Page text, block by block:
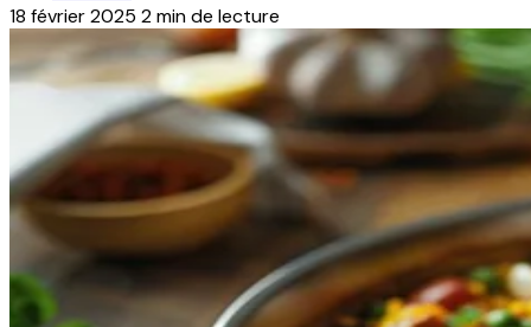
18 février 2025 2 min de lecture